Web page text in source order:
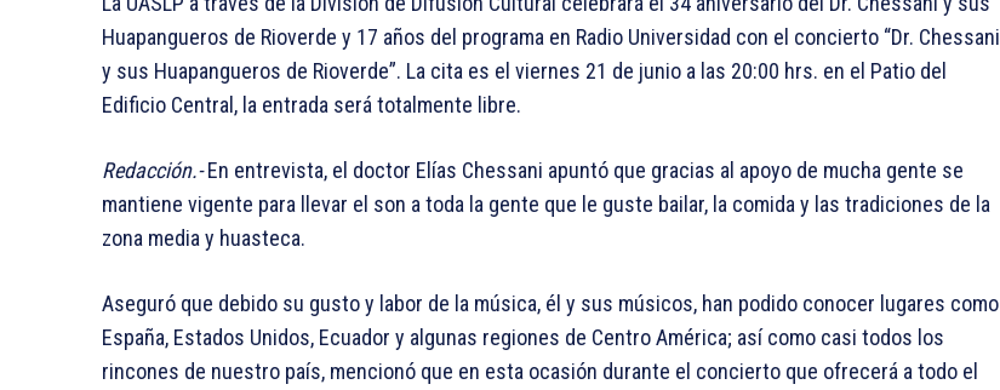
Huapangueros de Rioverde y 17 años del programa en Radio Universidad con el concierto “Dr. Chessani
y sus Huapangueros de Rioverde”. La cita es el viernes 21 de junio a las 20:00 hrs. en el Patio del
Edificio Central, la entrada será totalmente libre.
Redacción.-En entrevista, el doctor Elías Chessani apuntó que gracias al apoyo de mucha gente se
mantiene vigente para llevar el son a toda la gente que le guste bailar, la comida y las tradiciones de la
zona media y huasteca.
Aseguró que debido su gusto y labor de la música, él y sus músicos, han podido conocer lugares como
España, Estados Unidos, Ecuador y algunas regiones de Centro América; así como casi todos los
rincones de nuestro país, mencionó que en esta ocasión durante el concierto que ofrecerá a todo el